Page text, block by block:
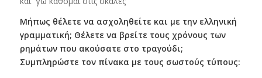
Μήπως θέλετε να ασχοληθείτε και με την ελληνική
γραμματική; Θέλετε να βρείτε τους χρόνους των
ρημάτων που ακούσατε στο τραγούδι;
Συμπληρώστε τον πίνακα με τους σωστούς τύπους: